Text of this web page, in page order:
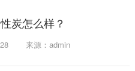
炭怎么样？
来源：admin